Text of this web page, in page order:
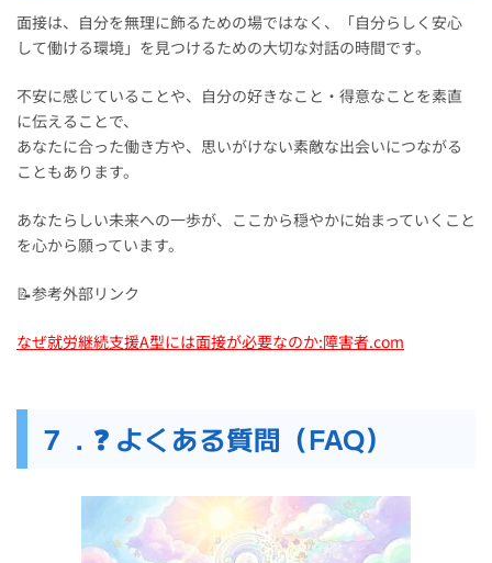
面接は、自分を無理に飾るための場ではなく、「自分らしく安心
して働ける環境」を見つけるための大切な対話の時間です。
不安に感じていることや、自分の好きなこと・得意なことを素直
に伝えることで、
あなたに合った働き方や、思いがけない素敵な出会いにつながる
こともあります。
あなたらしい未来への一歩が、ここから穏やかに始まっていくこと
を心から願っています。
📝参考外部リンク
なぜ就労継続支援A型には面接が必要なのか:障害者.com
７．❓ よくある質問（FAQ）